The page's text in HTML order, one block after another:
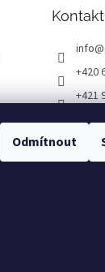
Odmítnout
Kontakt
info@
+420
+421